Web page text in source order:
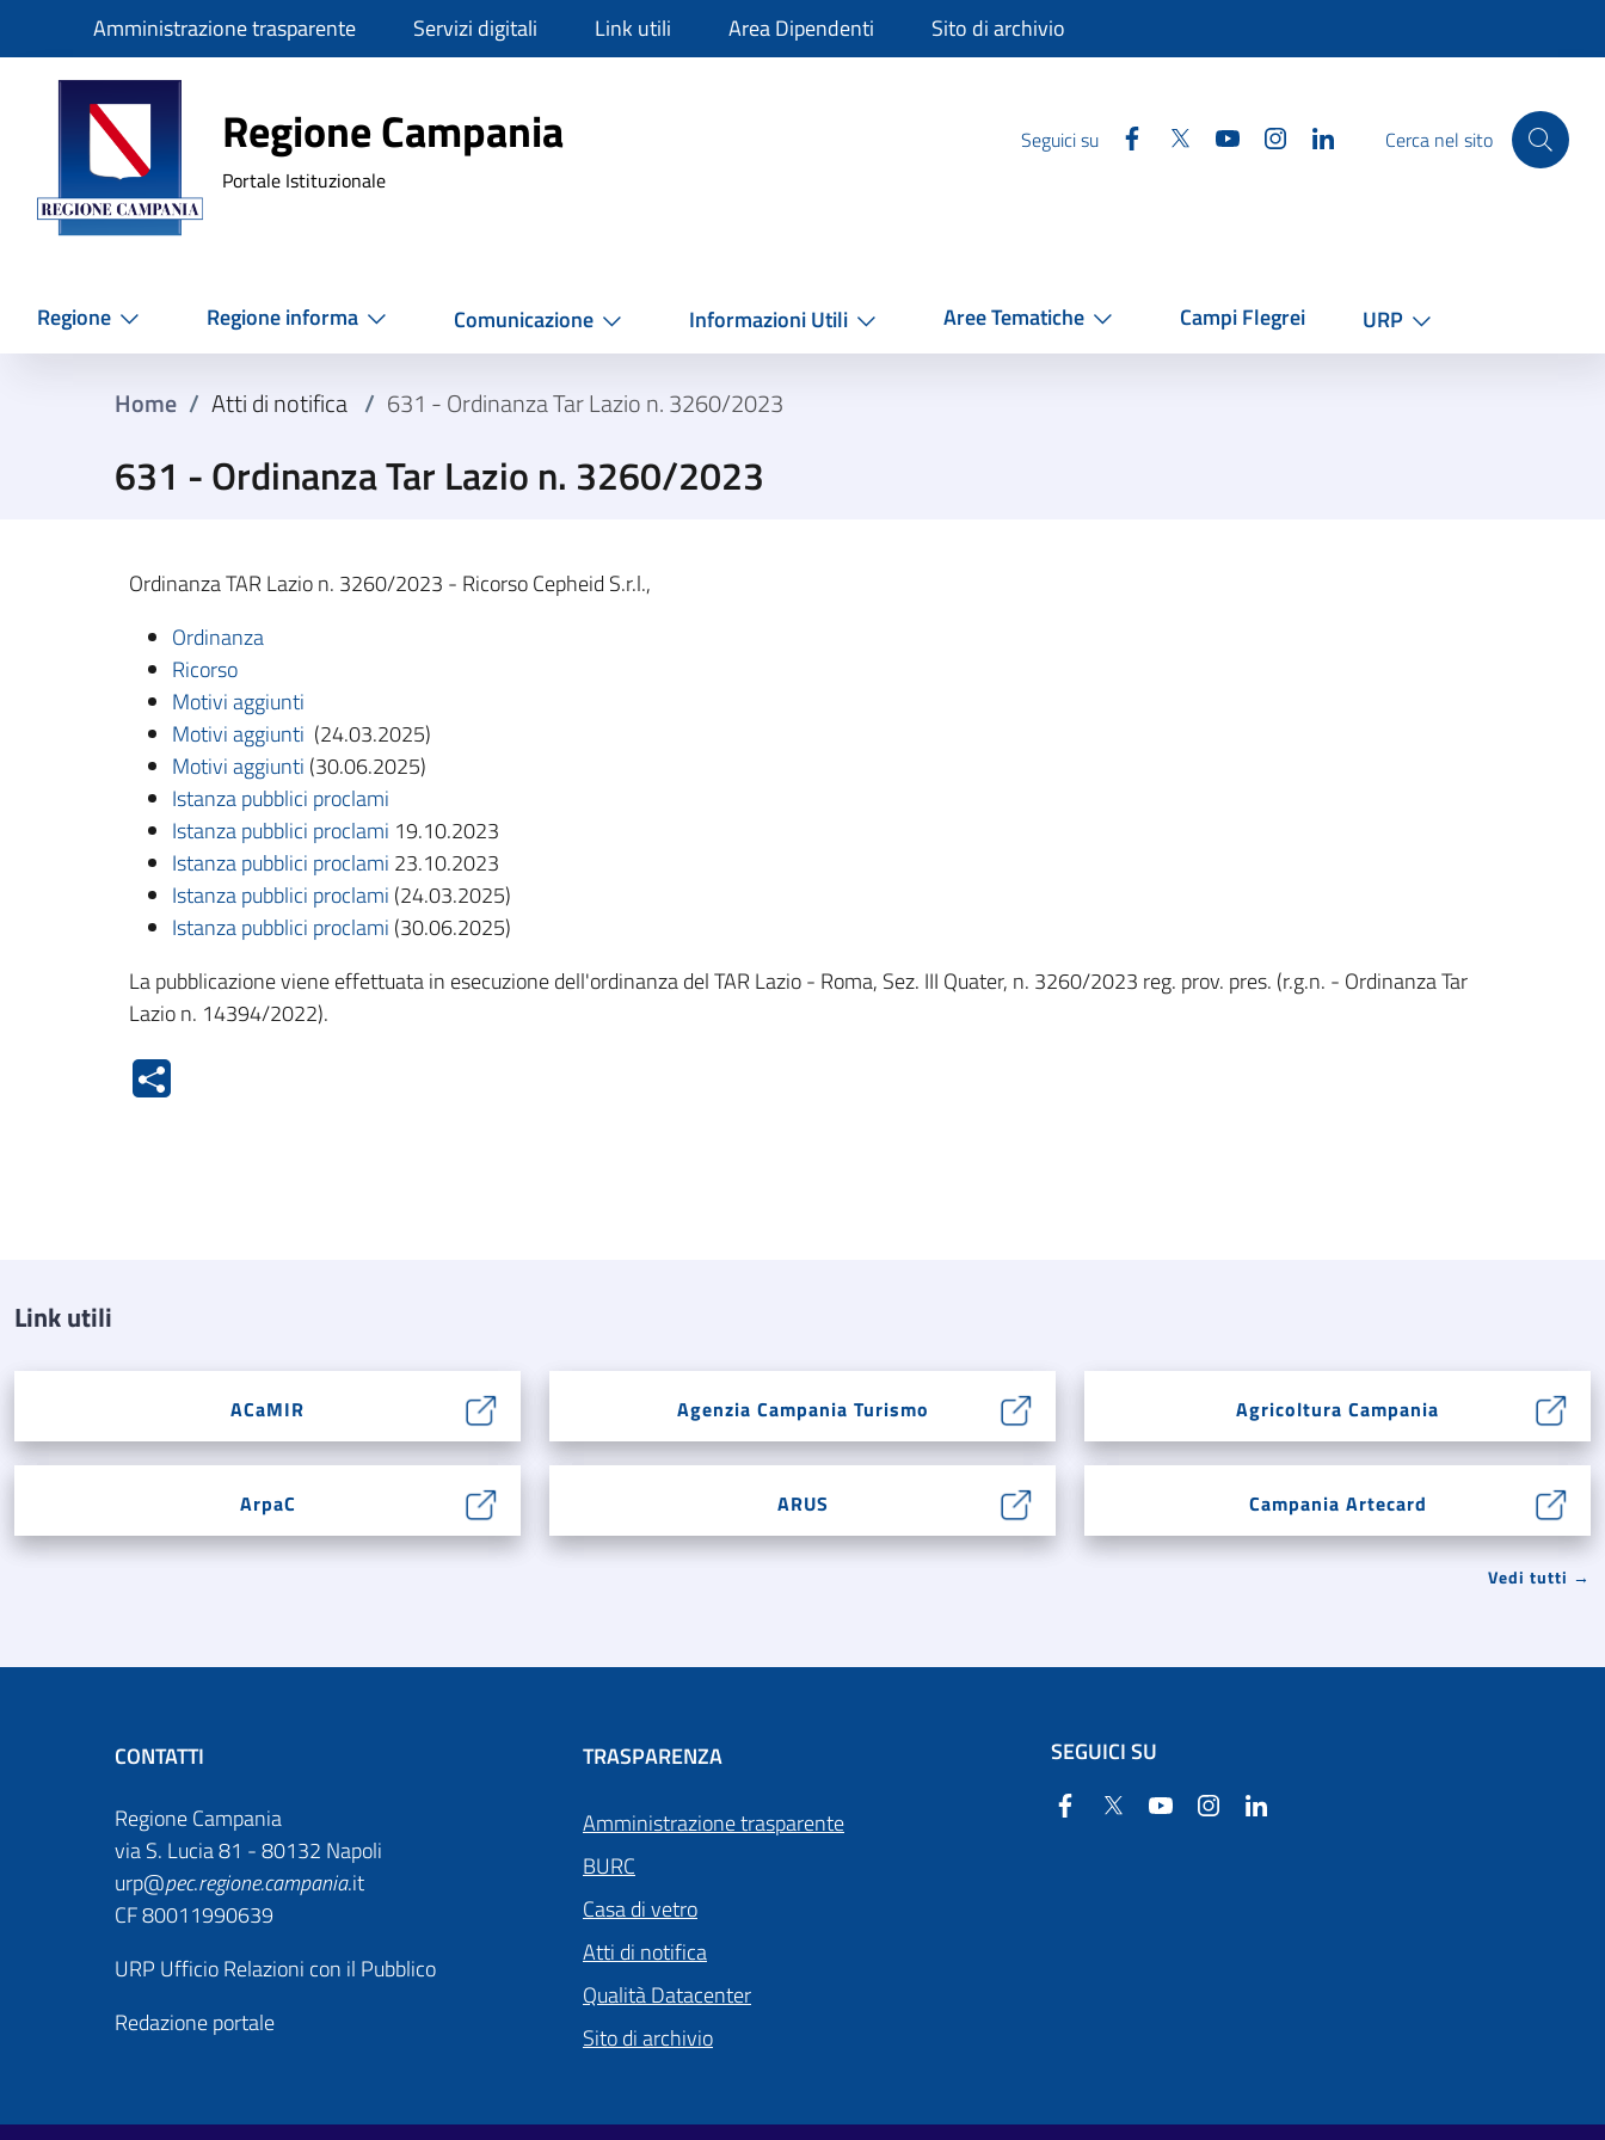
SlimAmministrazione trasparente Servizi digitali Link utili Area Dipendenti Sito di archivio
Regione Campania
Regione Campania
Portale Istituzionale
Seguici su Facebook
Twitter YouTube InstagramLinkedinCerca nel sito
Regione Regione informa Comunicazione Informazioni Utili Aree Tematiche Campi Flegrei URP
Home / Atti di notifica / 631 - Ordinanza Tar Lazio n. 3260/2023
631 - Ordinanza Tar Lazio n. 3260/2023
Ordinanza TAR Lazio n. 3260/2023 - Ricorso Cepheid S.r.l.,
Ordinanza
Ricorso
Motivi aggiunti
Motivi aggiunti (24.03.2025)
Motivi aggiunti (30.06.2025)
Istanza pubblici proclami
Istanza pubblici proclami 19.10.2023
Istanza pubblici proclami 23.10.2023
Istanza pubblici proclami (24.03.2025)
Istanza pubblici proclami (30.06.2025)
La pubblicazione viene effettuata in esecuzione dell'ordinanza del TAR Lazio - Roma, Sez. III Quater, n. 3260/2023 reg. prov. pres. (r.g.n. - Ordinanza Tar
Lazio n. 14394/2022).
Link utili
ACaMIR Agenzia Campania Turismo Agricoltura Campania
ArpaC ARUS Campania Artecard
Vedi tutti →
CONTATTI
Regione Campania
via S. Lucia 81 - 80132 Napoli
urp@pec.regione.campania.it
CF 80011990639
URP Ufficio Relazioni con il Pubblico
Redazione portale
TRASPARENZA
Amministrazione trasparente
BURC
Casa di vetro
Atti di notifica
Qualità Datacenter
Sito di archivio
SEGUICI SU
Facebook
Twitter YouTube Instagram